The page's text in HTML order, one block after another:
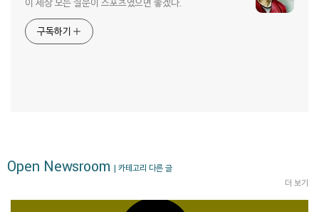
구독하기
Open Newsroom | 카테고리 다른 글
더 보기